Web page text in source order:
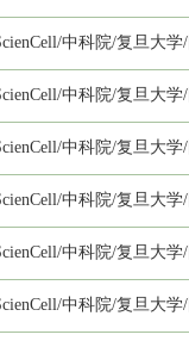
中科院/复旦大学
中科院/复旦大学
中科院/复旦大学
中科院/复旦大学
中科院/复旦大学
中科院/复旦大学